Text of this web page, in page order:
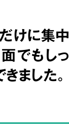
けに集中
でもしっ
ました。